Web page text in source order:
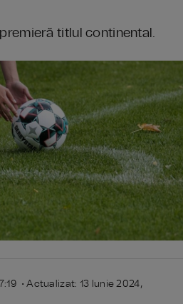
titlul continental.
• Actualizat: 13 Iunie 2024,